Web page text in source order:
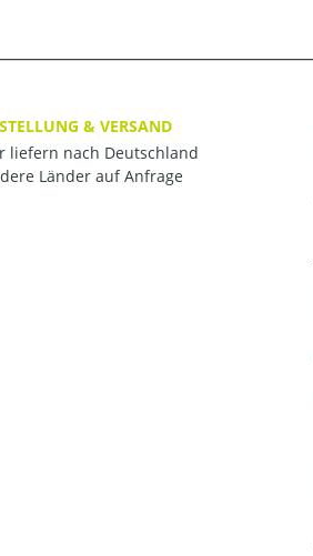
& VERSAND
liefern nach Deutschland
Länder auf Anfrage